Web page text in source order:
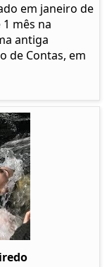
em janeiro de
mês na
antiga
de Contas, em